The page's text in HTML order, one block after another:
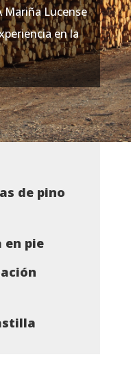
Mariña Lucense
en la
de pino
en pie